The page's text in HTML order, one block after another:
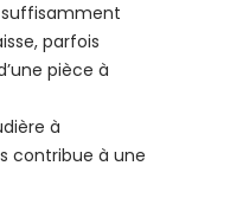
suffisamment
parfois
pièce à
à
contribue à une